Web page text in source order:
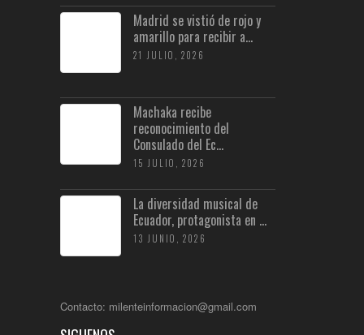
Madrid se vistió de rojo y
amarillo para recibir a...
21 JULIO, 2026
Machaka recibe
reconocimiento del
Consulado del Ec...
15 JULIO, 2026
La diversidad musical de
Ecuador, protagonista en ...
13 JUNIO, 2026
Contacto: milenteinformacion@gmail.com